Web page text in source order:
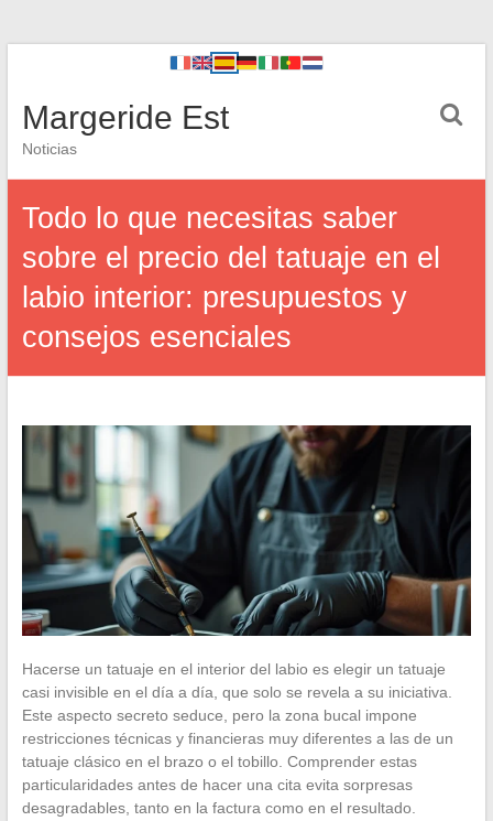
Margeride Est
Noticias
Todo lo que necesitas saber
sobre el precio del tatuaje en el
labio interior: presupuestos y
consejos esenciales
Hacerse un tatuaje en el interior del labio es elegir un tatuaje
casi invisible en el día a día, que solo se revela a su iniciativa.
Este aspecto secreto seduce, pero la zona bucal impone
restricciones técnicas y financieras muy diferentes a las de un
tatuaje clásico en el brazo o el tobillo. Comprender estas
particularidades antes de hacer una cita evita sorpresas
desagradables, tanto en la factura como en el resultado.